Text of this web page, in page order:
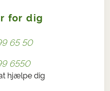
for dig
65 50
6550
hjælpe dig